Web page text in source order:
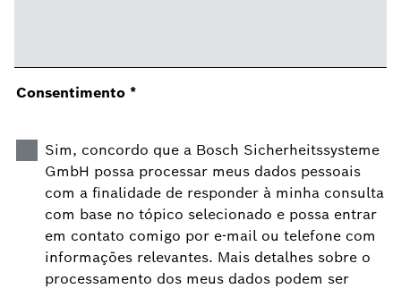
Consentimento *
Sim, concordo que a Bosch Sicherheitssysteme
GmbH possa processar meus dados pessoais
com a finalidade de responder à minha consulta
com base no tópico selecionado e possa entrar
em contato comigo por e-mail ou telefone com
informações relevantes. Mais detalhes sobre o
processamento dos meus dados podem ser